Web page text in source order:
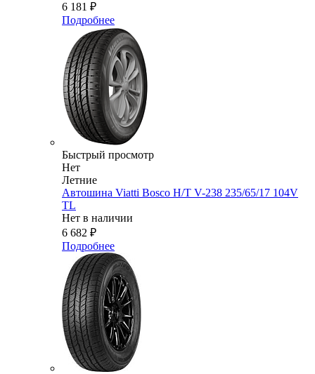
6 181 ₽
Подробнее
Быстрый просмотр
Нет
Летние
Автошина Viatti Bosco H/T V-238 235/65/17 104V
TL
Нет в наличии
6 682 ₽
Подробнее